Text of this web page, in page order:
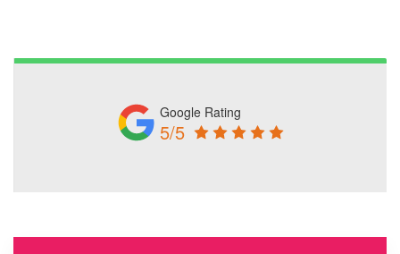
Google Rating
5/5